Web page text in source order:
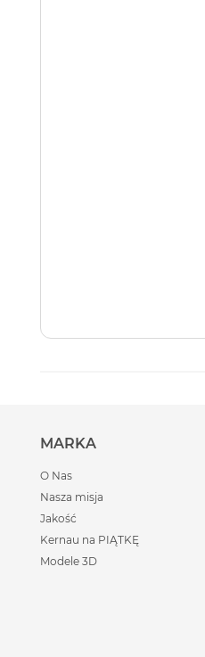
MARKA
O Nas
Nasza misja
Jakość
Kernau na PIĄTKĘ
Modele 3D